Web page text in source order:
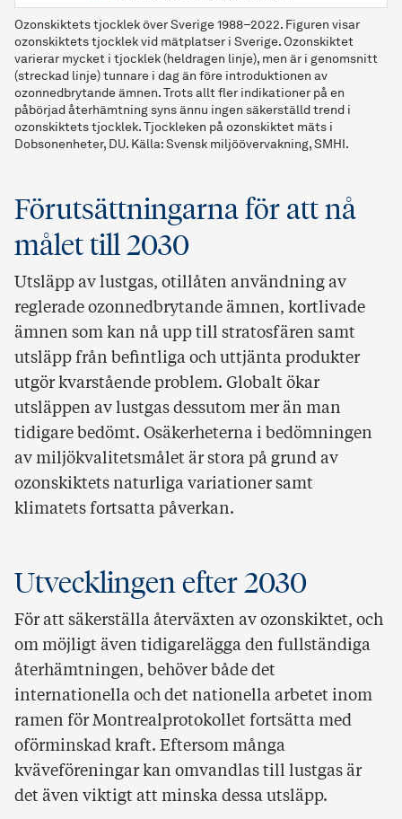
Ozonskiktets tjocklek över Sverige 1988–2022. Figuren visar
ozonskiktets tjocklek vid mätplatser i Sverige. Ozonskiktet
varierar mycket i tjocklek (heldragen linje), men är i genomsnitt
(streckad linje) tunnare i dag än före introduktionen av
ozonnedbrytande ämnen. Trots allt fler indikationer på en
påbörjad återhämtning syns ännu ingen säkerställd trend i
ozonskiktets tjocklek. Tjockleken på ozonskiktet mäts i
Dobsonenheter, DU. Källa: Svensk miljöövervakning, SMHI.
Förutsättningarna för att nå
målet till 2030
Utsläpp av lustgas, otillåten användning av
reglerade ozonnedbrytande ämnen, kortlivade
ämnen som kan nå upp till stratosfären samt
utsläpp från befintliga och uttjänta produkter
utgör kvarstående problem. Globalt ökar
utsläppen av lustgas dessutom mer än man
tidigare bedömt. Osäkerheterna i bedömningen
av miljökvalitetsmålet är stora på grund av
ozonskiktets naturliga variationer samt
klimatets fortsatta påverkan.
Utvecklingen efter 2030
För att säkerställa återväxten av ozonskiktet, och
om möjligt även tidigarelägga den fullständiga
återhämtningen, behöver både det
internationella och det nationella arbetet inom
ramen för Montrealprotokollet fortsätta med
oförminskad kraft. Eftersom många
kväveföreningar kan omvandlas till lustgas är
det även viktigt att minska dessa utsläpp.